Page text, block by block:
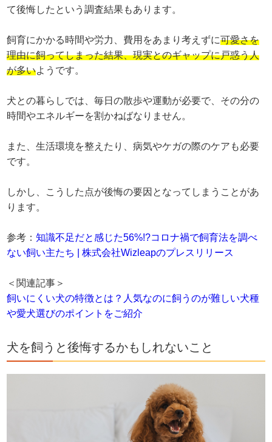
て後悔したという調査結果もあります。
飼育にかかる時間や労力、費用をあまり考えずに可愛さを
理由に飼ってしまった結果、現実とのギャップに戸惑う人
が多いようです。
犬との暮らしでは、毎日の散歩や運動が必要で、その分の
時間やエネルギーを割かねばなりません。
また、生活環境を整えたり、病気やケガの際のケアも必要
です。
しかし、こうした点が後悔の要因となってしまうことがあ
ります。
参考：知識不足だと感じた56%!?コロナ禍で飼育法を調べ
ない飼い主たち | 株式会社Wizleapのプレスリリース
＜関連記事＞
飼いにくい犬の特徴とは？人気なのに飼うのが難しい犬種
や愛犬選びのポイントをご紹介
犬を飼うと後悔するかもしれないこと